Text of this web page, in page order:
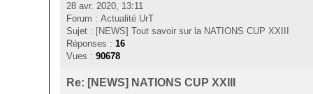
28 avr. 2020, 13:11
Forum : Actualité UrT
Sujet : [NEWS] Tout savoir sur la NATIONS CUP XXIII
Réponses : 16
Vues : 90678
Re: [NEWS] NATIONS CUP XXIII